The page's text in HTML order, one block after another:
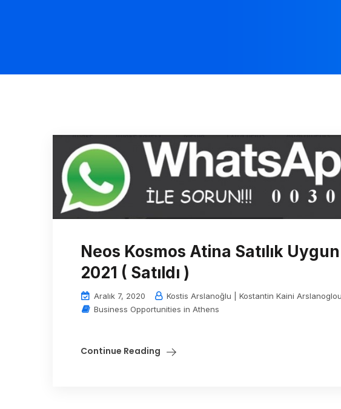
Neos Kosmos Atina Satılık
2021 ( Satıldı )
Aralık 7, 2020
Kostis Arslanoğlu | Kostantin Kaini Arslanoglou
Business Opportunities in Athens
Continue Reading